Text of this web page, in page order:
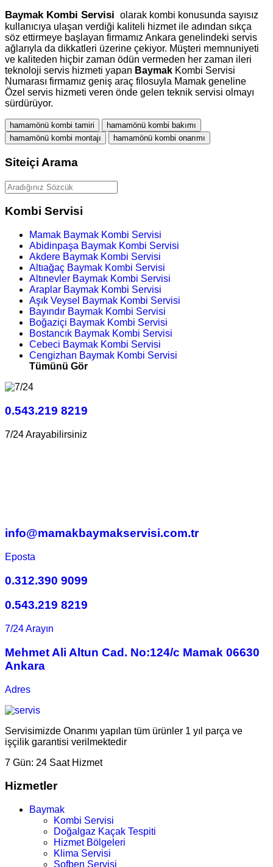
Baymak Kombi Servisi olarak kombi konusunda sayısız
kullanıcıya ulaşan verdiği kaliteli hizmet ile adından sıkça
söz ettirmeye başlayan firmamız Ankara genelindeki servis
ağlarıyla da dikkatleri üzerine çekiyor. Müşteri memnuniyeti
ve kaliteden hiçbir zaman ödün vermeden her zaman ileri
teknoloji servis hizmeti yapan Baymak Kombi Servisi
Numarası firmamız geniş araç filosuyla Mamak geneline
Özel servis hizmeti veren önde gelen teknik servisi olmayı
sürdürüyor.
hamamönü kombi tamiri
hamamönü kombi bakımı
hamamönü kombi montajı
hamamönü kombi onarımı
Siteiçi Arama
Kombi Servisi
Mamak Baymak Kombi Servisi
Abidinpaşa Baymak Kombi Servisi
Akdere Baymak Kombi Servisi
Altıağaç Baymak Kombi Servisi
Altınevler Baymak Kombi Servisi
Araplar Baymak Kombi Servisi
Aşık Veysel Baymak Kombi Servisi
Bayındır Baymak Kombi Servisi
Boğaziçi Baymak Kombi Servisi
Bostancık Baymak Kombi Servisi
Cebeci Baymak Kombi Servisi
Cengizhan Baymak Kombi Servisi
Tümünü Gör
0.543.219 8219
7/24 Arayabilirsiniz
info@mamakbaymakservisi.com.tr
Eposta
0.312.390 9099
0.543.219 8219
7/24 Arayın
Mehmet Ali Altun Cad. No:124/c Mamak 06630
Ankara
Adres
Servisimizde Onarımı yapılan tüm ürünler 1 yıl parça ve
işçilik garantisi verilmektedir
7 Gün: 24 Saat Hizmet
Hizmetler
Baymak
Kombi Servisi
Doğalgaz Kaçak Tespiti
Hizmet Bölgeleri
Klima Servisi
Şofben Servisi